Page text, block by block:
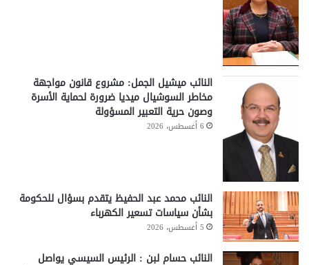
النائب ميشيل الجمل: مشروع قانون مواجهة
مخاطر السوشيال ميديا ضرورة لحماية الأسرة
وصون حرية التعبير المسؤولة
6 أغسطس، 2026
النائب محمد عبد الحفيظ يتقدم بسؤال للحكومة
بشأن سياسات تسعير الكهرباء
5 أغسطس، 2026
النائب حسام لبن : الرئيس السيسي يواصل